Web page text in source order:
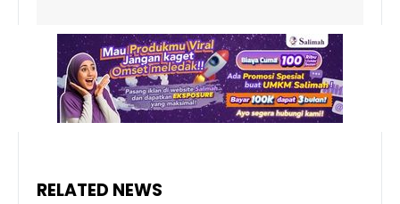
RELATED NEWS